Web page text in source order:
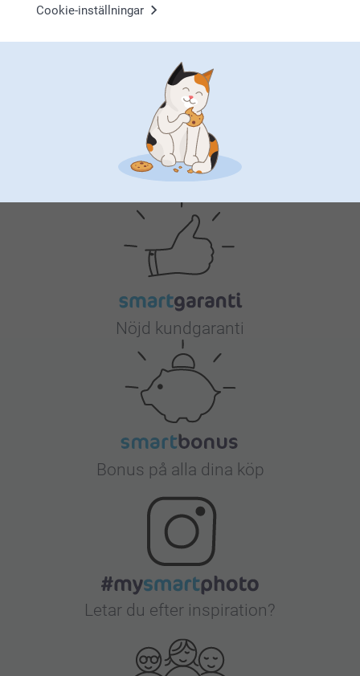
Cookie-inställningar
Musmatta
Från 159,00 Från 359,00
Varförsmartphoto
Nöjd kundgaranti
Bonus på alla dina köp
Letar du efter inspiration?